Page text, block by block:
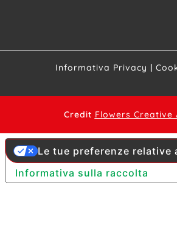
Informativa Privacy |
Credit Flowers Creative
Informativa sulla raccolta
Le tue preferenze relative